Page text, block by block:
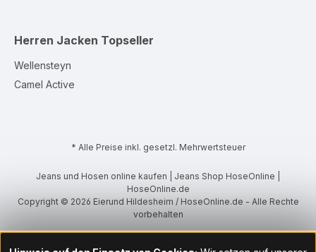
Herren Jacken Topseller
Wellensteyn
Camel Active
* Alle Preise inkl. gesetzl. Mehrwertsteuer
Jeans und Hosen online kaufen | Jeans Shop HoseOnline |
HoseOnline.de
Copyright © 2026 Eierund Hildesheim / HoseOnline.de - Alle Rechte
vorbehalten